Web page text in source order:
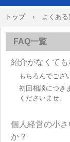
トップ › よくある
FAQ一覧
紹介がなくて
もちろんでござ
初回相談につき
くださいませ。
個人経営の小
か？